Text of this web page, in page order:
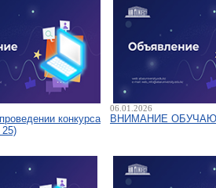
конкурса
06.01.2026
ВНИМАНИЕ